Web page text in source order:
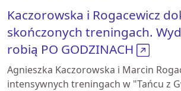
Kaczorowska i Rogacewicz
skończonych treningach.
robią PO GODZINACH
Agnieszka Kaczorowska i Marcin
intensywnych treningach w "Tańcu z